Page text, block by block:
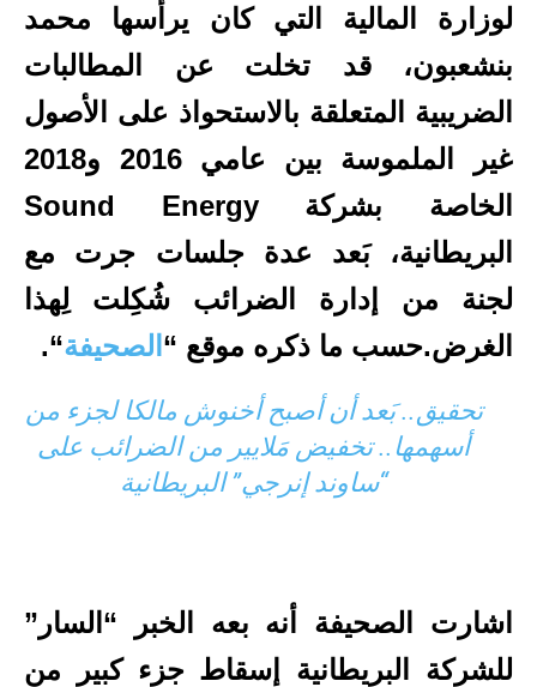
لوزارة المالية التي كان يرأسها محمد
بنشعبون، قد تخلت عن المطالبات
الضريبية المتعلقة بالاستحواذ على الأصول
غير الملموسة بين عامي 2016 و2018
الخاصة بشركة Sound Energy
البريطانية، بَعد عدة جلسات جرت مع
لجنة من إدارة الضرائب شُكِلت لِهذا
الغرض.حسب ما ذكره موقع “ الصحيفة“.
تحقيق.. بَعد أن أصبح أخنوش مالكا لجزء من
أسهمها.. تخفيض مَلايير من الضرائب على
“ساوند إنرجي” البريطانية
اشارت الصحيفة أنه بعه الخبر “السار”
للشركة البريطانية إسقاط جزء كبير من